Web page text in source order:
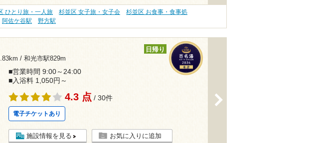
ひとり旅・一人旅 杉並区 女子旅・女子会
杉並区 お食事・食事処
阿佐ケ谷駅 野方駅
/ 和光市駅829m
日帰り
■営業時間 9:00～24:00
■入浴料 1,050円～
4.3 点 / 30件
電子チケットあり
施設情報を見る お気に入りに追加